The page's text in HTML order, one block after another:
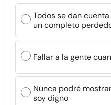
Todos se dan
un completo
Fallar a la gente
Nunca podré
soy digno